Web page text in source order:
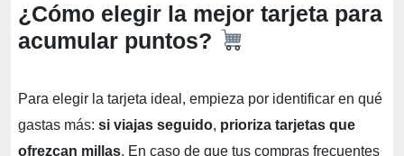
¿Cómo elegir la mejor tarjeta para
acumular puntos?
Para elegir la tarjeta ideal, empieza por identificar en qué
gastas más: si viajas seguido, prioriza tarjetas que
ofrezcan millas. En caso de que tus compras frecuentes